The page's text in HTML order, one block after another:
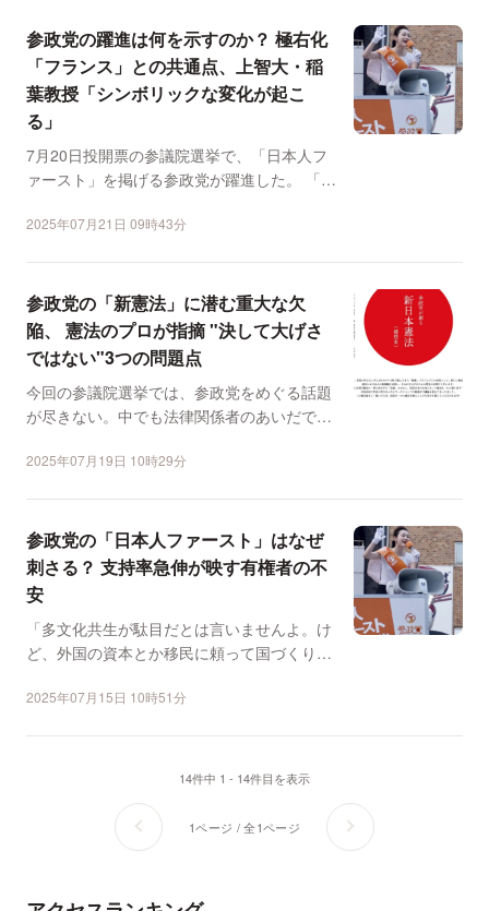
参政党の躍進は何を示すのか？ 極右化
「フランス」との共通点、上智大・稲
葉教授「シンボリックな変化が起こ
る」
7月20日投開票の参議院選挙で、「日本人フ
ァースト」を掲げる参政党が躍進した。 「フ
2025年07月21日 09時43分
参政党の「新憲法」に潜む重大な欠
陥、 憲法のプロが指摘 "決して大げさ
ではない"3つの問題点
今回の参議院選挙では、参政党をめぐる話題
が尽きない。中でも法律関係者のあいだで強
2025年07月19日 10時29分
参政党の「日本人ファースト」はなぜ
刺さる？ 支持率急伸が映す有権者の不
安
「多文化共生が駄目だとは言いませんよ。け
ど、外国の資本とか移民に頼って国づくりを
2025年07月15日 10時51分
14件中 1 - 14件目を表示
1ページ / 全1ページ